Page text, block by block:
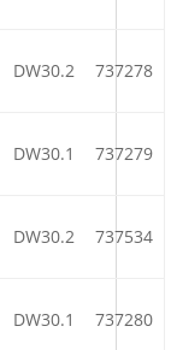
DW30.2 737278
DW30.1 737279
DW30.2 737534
DW30.1 737280